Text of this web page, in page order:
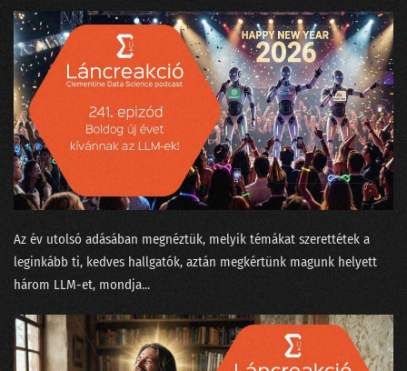
08. Csokit az ikreknek, pontot a szépeknek!
07. A legpontosabb óra az, ami egy helyben áll
06. Mindenki álljon az egyik kapufa mellé!
05. Kecskét vagy Jaguárt?
04. A történetmesélő adatvizualizáció
03. Mindenki tapogat
02. Az MI üveggömbje
01. Humanoid robotok
Az év utolsó adásában megnéztük, melyik témákat szerettétek a
leginkább ti, kedves hallgatók, aztán megkértünk magunk helyett
három LLM-et, mondja...